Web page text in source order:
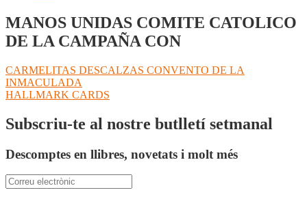
MANOS UNIDAS COMITE CATOLICO
DE LA CAMPAÑA CON
Navegació
d'entrades
Entrada
anterior:
CARMELITAS DESCALZAS CONVENTO DE LA
INMACULADA
Pròxima
HALLMARK CARDS
Subscriu-te al nostre butlletí setmanal
Descomptes en llibres, novetats i molt més